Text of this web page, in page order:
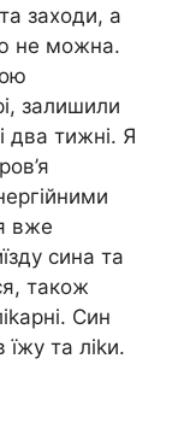
заходи, а
не можна.
залишили
два тижні. Я
вже
сина та
також
Син
їжу та ліkи.